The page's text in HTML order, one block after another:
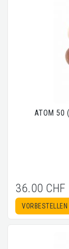
ATOM 50
36.00 CHF
VORBESTELLEN